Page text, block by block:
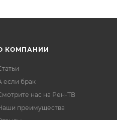
КОМПАНИИ
если брак
нас на Рен-ТВ
преимущества